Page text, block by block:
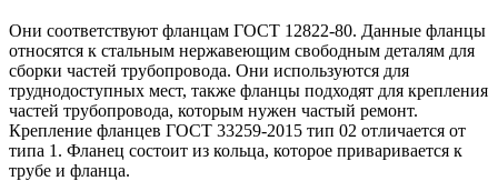
Они соответствуют фланцам ГОСТ 12822-80. Данные фланцы
относятся к стальным нержавеющим свободным деталям для
сборки частей трубопровода. Они используются для
труднодоступных мест, также фланцы подходят для крепления
частей трубопровода, которым нужен частый ремонт.
Крепление фланцев ГОСТ 33259-2015 тип 02 отличается от
типа 1. Фланец состоит из кольца, которое приваривается к
трубе и фланца.